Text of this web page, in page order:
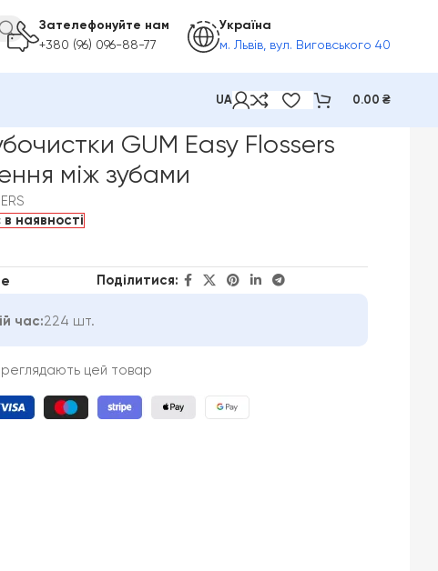
Зателефонуйте нам
+380 (96) 096-88-77
Україна
м. Львів, вул. Виговського 40
UA 0.00 ₴
GUM Easy Flossers
між зубами
наявності
Поділитися:
час:224 шт.
цей товар